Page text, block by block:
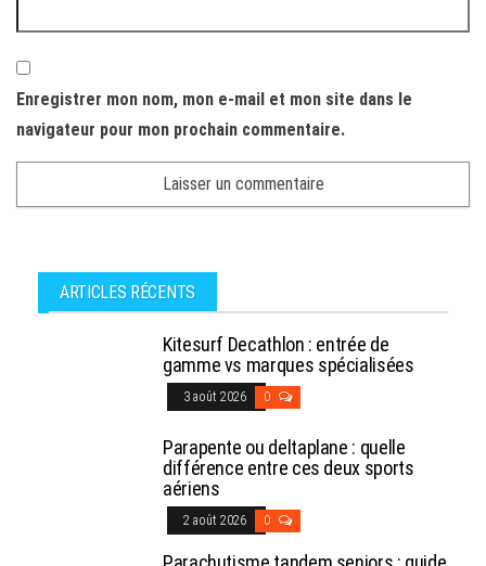
Enregistrer mon nom, mon e-mail et mon site dans le
navigateur pour mon prochain commentaire.
ARTICLES RÉCENTS
Kitesurf Decathlon : entrée de
gamme vs marques spécialisées
3 août 2026 0
Parapente ou deltaplane : quelle
différence entre ces deux sports
aériens
2 août 2026 0